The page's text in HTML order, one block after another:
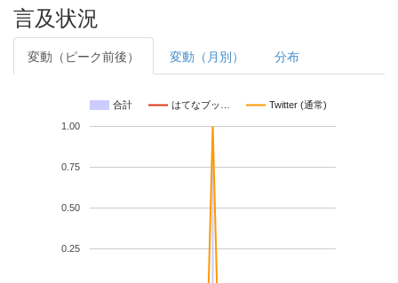
言及状況
変動（ピーク前後） 変動（月別） 分布
合計 はてなブッ… Twitter (通常)
0.25
0.50
0.75
1.00